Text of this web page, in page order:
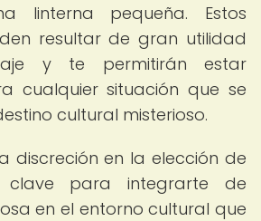
linterna pequeña. Estos
resultar de gran utilidad
y te permitirán estar
cualquier situación que se
cultural misterioso.
discreción en la elección de
clave para integrarte de
en el entorno cultural que